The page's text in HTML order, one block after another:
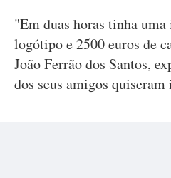
"Em duas horas tinha
logótipo e 2500 euros de
João Ferrão dos Santos,
dos seus amigos quiseram